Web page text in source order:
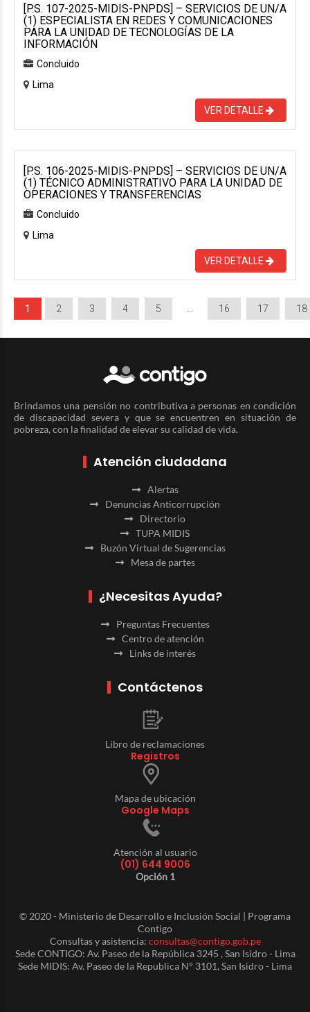
[P.S. 107-2025-MIDIS-PNPDS] – SERVICIOS DE UN/A
(1) ESPECIALISTA EN REDES Y COMUNICACIONES
PARA LA UNIDAD DE TECNOLOGÍAS DE LA
INFORMACIÓN
Concluido
Lima
VER DETALLE
[P.S. 106-2025-MIDIS-PNPDS] – SERVICIOS DE UN/A
(1) TÉCNICO ADMINISTRATIVO PARA LA UNIDAD DE
OPERACIONES Y TRANSFERENCIAS
Concluido
Lima
VER DETALLE
1 2 3 4 5 16 17 18
Brindamos una pensión no contributiva a personas en condición
de discapacidad severa y que se encuentren en situación de
pobreza, con la finalidad de elevar su calidad de vida.
Atención ciudadana
Alertas
Denuncias Anticorrupción
Directorio
TUPA MIDIS
Buzón Virtual de Sugerencias
Mesa de partes
¿Necesitas Ayuda?
Preguntas Frecuentes
Centro de atención
Links de interés
Contáctenos
Libro de reclamaciones
Registros
Mapa de ubicación
Google Maps
Atención al usuario
(01) 644 9006
Opción 1
© 2020 - Ministerio de Desarrollo e Inclusión Social | Programa
Contigo
Consultas y asistencia: consultas@contigo.gob.pe
Sede CONTIGO: Av. Paseo de la República 3245 , San Isidro - Lima
Sede MIDIS: Av. Paseo de la Republica N° 3101, San Isidro - Lima